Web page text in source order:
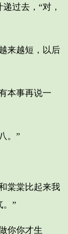
过去，“对，
来越短，以后
本事再说一
。”
棠棠比起来我
。”
你你才生